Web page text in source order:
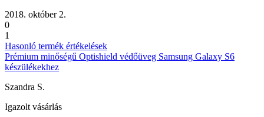
2018. október 2.
0
1
Hasonló termék értékelések
Prémium minőségű Optishield védőüveg Samsung Galaxy S6
készülékekhez
Szandra S.
Igazolt vásárlás